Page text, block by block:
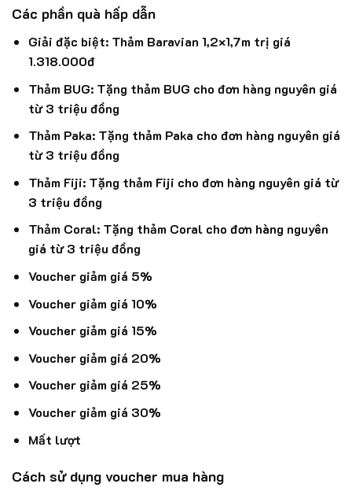
Các phần quà hấp dẫn
Giải đặc biệt: Thảm Baravian 1,2×1,7m trị giá
1.318.000đ
Thảm BUG: Tặng thảm BUG cho đơn hàng nguyên giá
từ 3 triệu đồng
Thảm Paka: Tặng thảm Paka cho đơn hàng nguyên giá
từ 3 triệu đồng
Thảm Fiji: Tặng thảm Fiji cho đơn hàng nguyên giá từ
3 triệu đồng
Thảm Coral: Tặng thảm Coral cho đơn hàng nguyên
giá từ 3 triệu đồng
Voucher giảm giá 5%
Voucher giảm giá 10%
Voucher giảm giá 15%
Voucher giảm giá 20%
Voucher giảm giá 25%
Voucher giảm giá 30%
Mất lượt
Cách sử dụng voucher mua hàng